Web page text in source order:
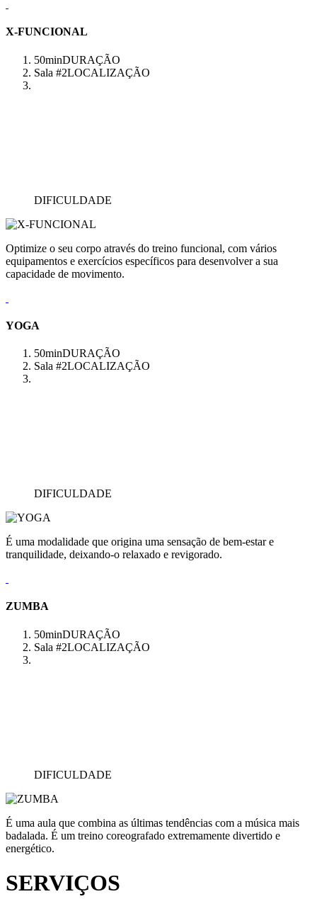
X-FUNCIONAL
50minDURAÇÃO
Sala #2LOCALIZAÇÃO
DIFICULDADE
Optimize o seu corpo através do treino funcional, com vários
equipamentos e exercícios específicos para desenvolver a sua
capacidade de movimento.
YOGA
50minDURAÇÃO
Sala #2LOCALIZAÇÃO
DIFICULDADE
É uma modalidade que origina uma sensação de bem-estar e
tranquilidade, deixando-o relaxado e revigorado.
ZUMBA
50minDURAÇÃO
Sala #2LOCALIZAÇÃO
DIFICULDADE
É uma aula que combina as últimas tendências com a música mais
badalada. É um treino coreografado extremamente divertido e
energético.
SERVIÇOS